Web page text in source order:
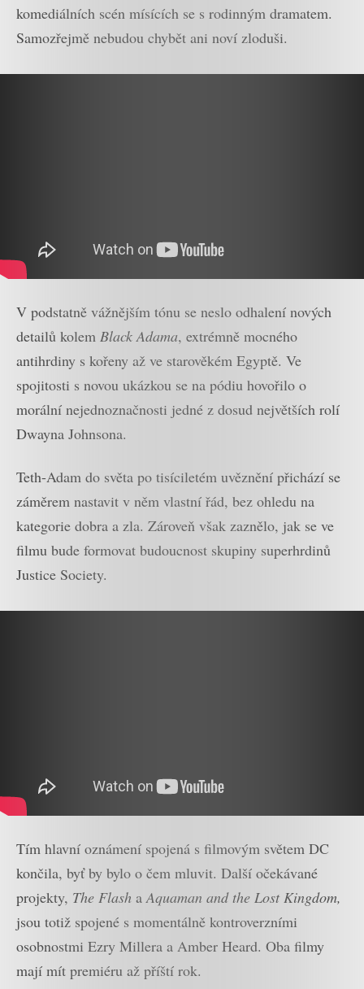
komediálních scén mísících se s rodinným dramatem.
Samozřejmě nebudou chybět ani noví zloduši.
V podstatně vážnějším tónu se neslo odhalení nových
detailů kolem Black Adama, extrémně mocného
antihrdiny s kořeny až ve starověkém Egyptě. Ve
spojitosti s novou ukázkou se na pódiu hovořilo o
morální nejednoznačnosti jedné z dosud největších rolí
Dwayna Johnsona.
Teth-Adam do světa po tisíciletém uvěznění přichází se
záměrem nastavit v něm vlastní řád, bez ohledu na
kategorie dobra a zla. Zároveň však zaznělo, jak se ve
filmu bude formovat budoucnost skupiny superhrdinů
Justice Society.
Tím hlavní oznámení spojená s filmovým světem DC
končila, byť by bylo o čem mluvit. Další očekávané
projekty, The Flash a Aquaman and the Lost Kingdom,
jsou totiž spojené s momentálně kontroverzními
osobnostmi Ezry Millera a Amber Heard. Oba filmy
mají mít premiéru až příští rok.